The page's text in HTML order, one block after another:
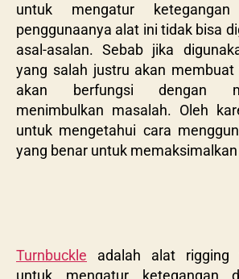
untuk mengatur
penggunaanya alat ini tidak bisa
asal-asalan. Sebab jika
yang salah justru akan
akan berfungsi dengan
menimbulkan masalah. Oleh
untuk mengetahui cara
yang benar untuk
Turnbuckle adalah alat rigging
untuk mengatur ketegangan